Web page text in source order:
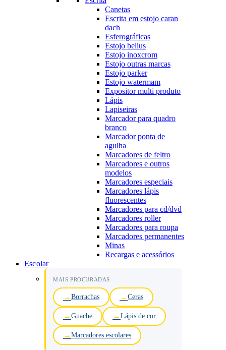
Canetas
Escrita em estojo caran
dach
Esferográficas
Estojo belius
Estojo inoxcrom
Estojo outras marcas
Estojo parker
Estojo watermam
Expositor multi produto
Lápis
Lapiseiras
Marcador para quadro
branco
Marcador ponta de
agulha
Marcadores de feltro
Marcadores e outros
modelos
Marcadores especiais
Marcadores lápis
fluorescentes
Marcadores para cd/dvd
Marcadores roller
Marcadores para roupa
Marcadores permanentes
Minas
Recargas e acessórios
Escolar
MAIS PROCURADAS
Borrachas Ceras
Guache Lápis de cor
Marcadores escolares